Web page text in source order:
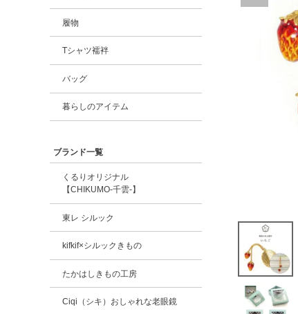
履物
Tシャツ襦袢
バッグ
暮らしのアイテム
ブランド一覧
くるりオリジナル
【CHIKUMO-千雲-】
東レ シルック
kifkif×シルックきもの
たかはしきもの工房
Ciqi（シキ）おしゃれな老眼鏡